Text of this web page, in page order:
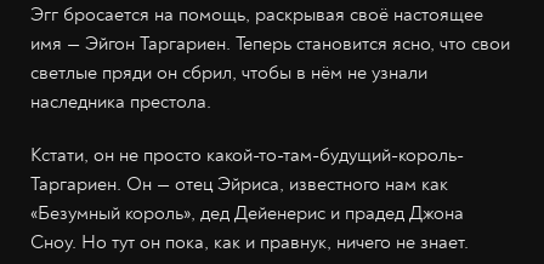
Эгг бросается на помощь, раскрывая своё настоящее
имя — Эйгон Таргариен. Теперь становится ясно, что свои
светлые пряди он сбрил, чтобы в нём не узнали
наследника престола.
Кстати, он не просто какой-то-там-будущий-король-
Таргариен. Он — отец Эйриса, известного нам как
«Безумный король», дед Дейенерис и прадед Джона
Сноу. Но тут он пока, как и правнук, ничего не знает.